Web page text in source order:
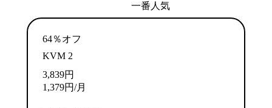
一番人気
64％オフ
KVM 2
3,839円
1,379円/月